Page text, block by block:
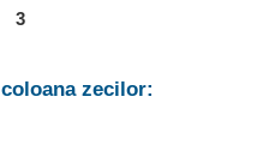
3
zecilor: